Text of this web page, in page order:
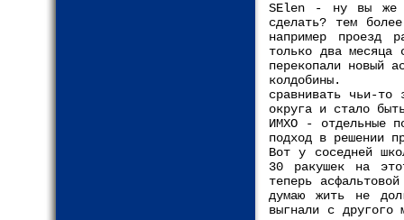
SElen - ну вы же
сделать? тем
например проезд
только два месяца
перекопали новый
колдобины.
сравнивать чьи-то
округа и стало
ИМХО - отдельные
подход в решении
Вот у соседней
30 ракушек на
теперь
думаю жить не
выгнали с другого